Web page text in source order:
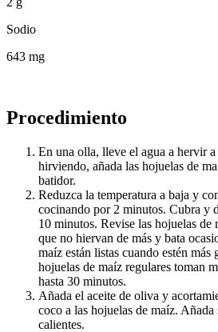
Sodio
643 mg
Procedimiento
En una olla, lleve el agua a hervir
hirviendo, añada las hojuelas de
batidor.
Reduzca la temperatura a baja y
cocinando por 2 minutos. Cubra y
10 minutos. Revise las hojuelas de
que no hiervan de más y bata
maíz están listas cuando estén más
hojuelas de maíz regulares toman
hasta 30 minutos.
Añada el aceite de oliva y
coco a las hojuelas de maíz.
calientes.